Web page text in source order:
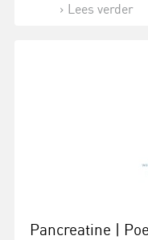
Lees verder
Pancreatine |